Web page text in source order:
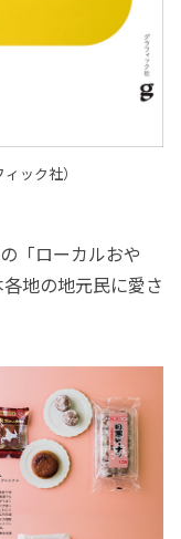
ック社）
「ローカルおや
地の地元民に愛さ